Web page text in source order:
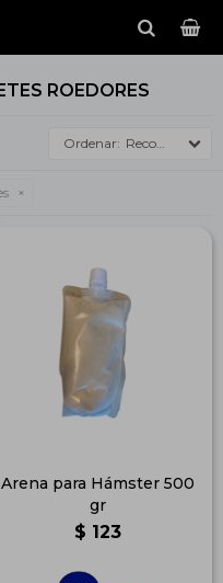
ROEDORES
Recomendados
Arena para Hámster 500
gr
$ 123